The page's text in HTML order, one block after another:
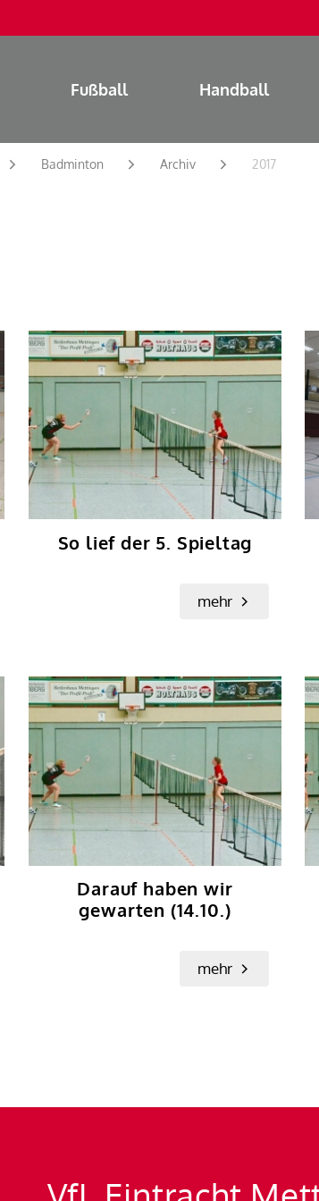
Fußball Handball
Badminton Archiv 2017
So lief der 5. Spieltag
mehr
Darauf haben wir
gewarten (14.10.)
mehr